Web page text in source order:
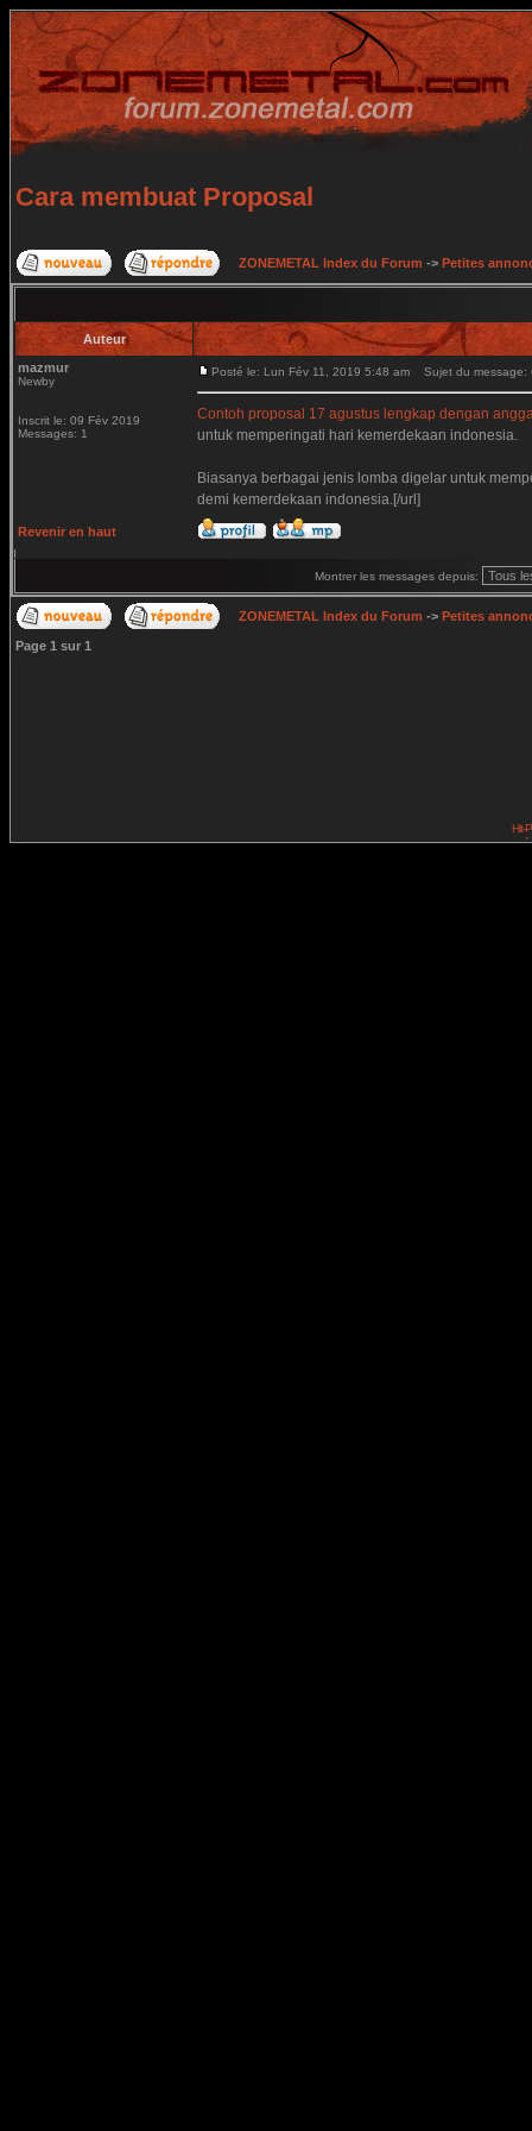
Cara membuat Proposal
ZONEMETAL Index du Forum -> Petites
Auteur
mazmur
Newby
Inscrit le: 09 Fév 2019
Messages: 1
Posté le: Lun Fév 11, 2019 5:48 am Sujet du message:
Contoh proposal 17 agustus lengkap dengan
untuk memperingati hari kemerdekaan indonesia.
Biasanya berbagai jenis lomba digelar untuk
demi kemerdekaan indonesia.[/url]
Revenir en haut
Montrer les messages depuis:
ZONEMETAL Index du Forum -> Petites
Page 1 sur 1